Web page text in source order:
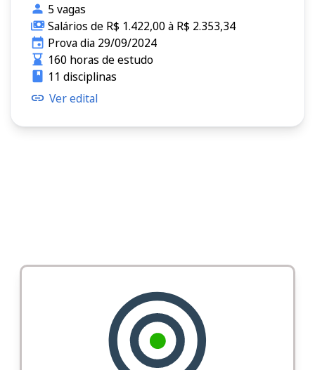
5 vagas
Salários de R$ 1.422,00 à R$ 2.353,34
Prova dia 29/09/2024
160 horas de estudo
11 disciplinas
Ver edital